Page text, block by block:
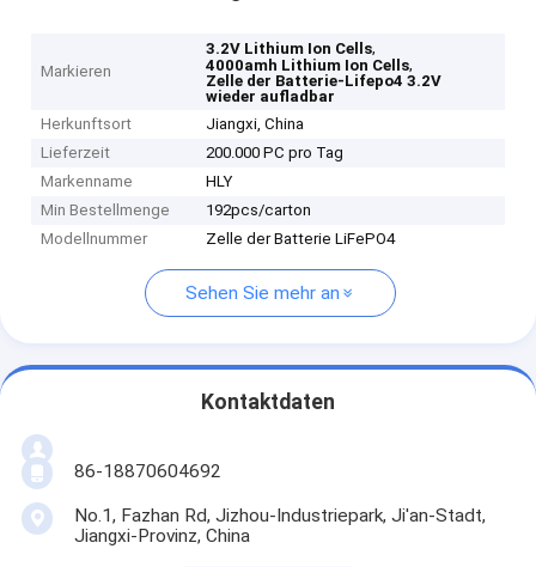
Markieren
3.2V Lithium Ion Cells,
4000amh Lithium Ion Cells,
Zelle der Batterie-Lifepo4 3.2V
wieder aufladbar
Herkunftsort
Jiangxi, China
Lieferzeit
200.000 PC pro Tag
Markenname
HLY
Min Bestellmenge
192pcs/carton
Modellnummer
Zelle der Batterie LiFePO4
Sehen Sie mehr an
Kontaktdaten
86-18870604692
No.1, Fazhan Rd, Jizhou-Industriepark, Ji'an-Stadt,
Jiangxi-Provinz, China